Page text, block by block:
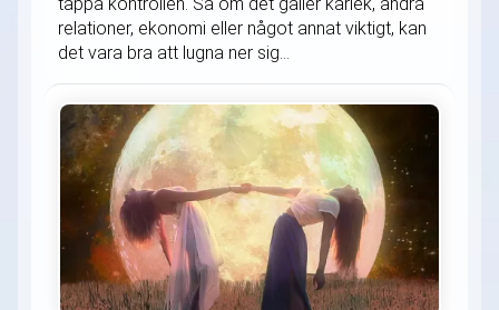
relationer, ekonomi eller något annat viktigt, kan
det vara bra att lugna ner sig...